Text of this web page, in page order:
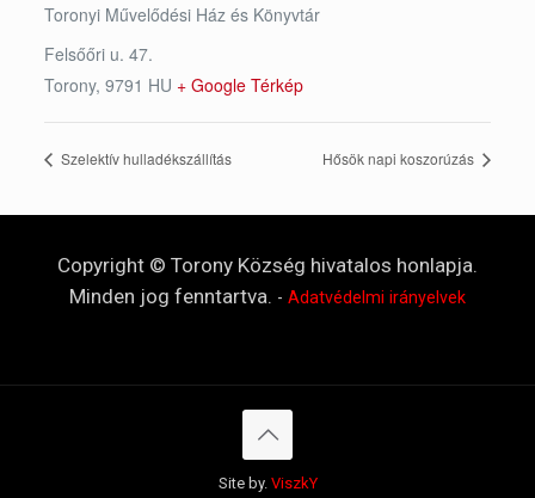
Toronyi Művelődési Ház és Könyvtár
Felsőőri u. 47.
Torony, 9791 HU + Google Térkép
Szelektív hulladékszállítás Hősök napi koszorúzás
Copyright © Torony Község hivatalos honlapja.
Minden jog fenntartva. - Adatvédelmi irányelvek
Site by. ViszkY